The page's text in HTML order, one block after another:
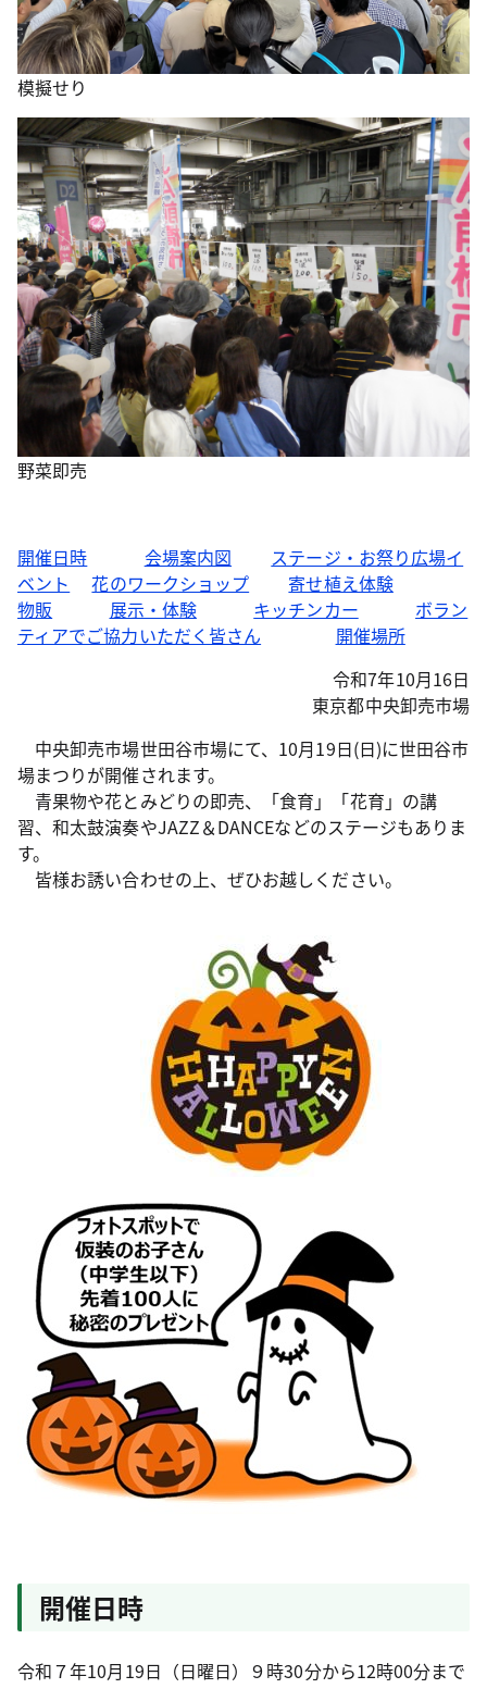
模擬せり
野菜即売
開催日時 会場案内図
ステージ・お祭り広場イ
ベント
花のワークショップ
寄せ植え体験
物販
展示・体験 キッチンカー
ボラン
ティアでご協力いただく皆さん
開催場所
令和7年10月16日
東京都中央卸売市場
中央卸売市場世田谷市場にて、10月19日(日)に世田谷市
場まつりが開催されます。
青果物や花とみどりの即売、「食育」「花育」の講
習、和太鼓演奏やJAZZ＆DANCEなどのステージもありま
す。
皆様お誘い合わせの上、ぜひお越しください。
開催日時
令和７年10月19日（日曜日）９時30分から12時00分まで